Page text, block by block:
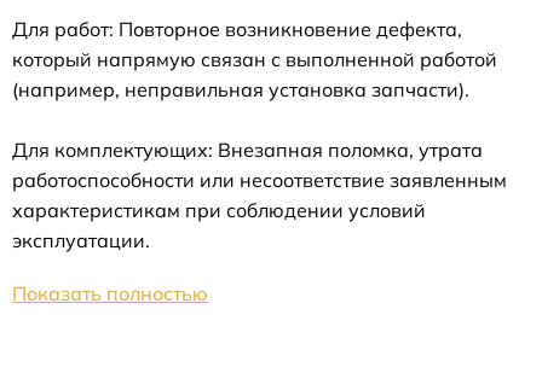
Для работ: Повторное возникновение дефекта,
который напрямую связан с выполненной работой
(например, неправильная установка запчасти).
Для комплектующих: Внезапная поломка, утрата
работоспособности или несоответствие заявленным
характеристикам при соблюдении условий
эксплуатации.
Показать полностью